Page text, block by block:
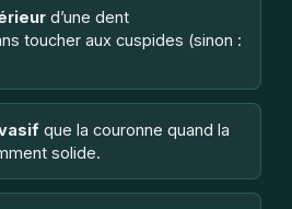
d’une dent
toucher aux cuspides (sinon :
que la couronne quand la
solide.